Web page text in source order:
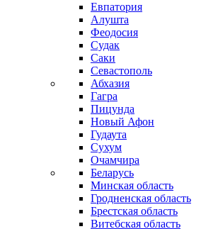
Евпатория
Алушта
Феодосия
Судак
Саки
Севастополь
Абхазия
Гагра
Пицунда
Новый Афон
Гудаута
Сухум
Очамчира
Беларусь
Минская область
Гродненская область
Брестская область
Витебская область